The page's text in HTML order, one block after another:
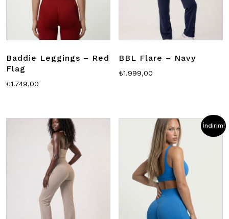
Baddie Leggings – Red
Flag
₺1.749,00
BBL Flare – Navy
₺1.999,00
İndirim!